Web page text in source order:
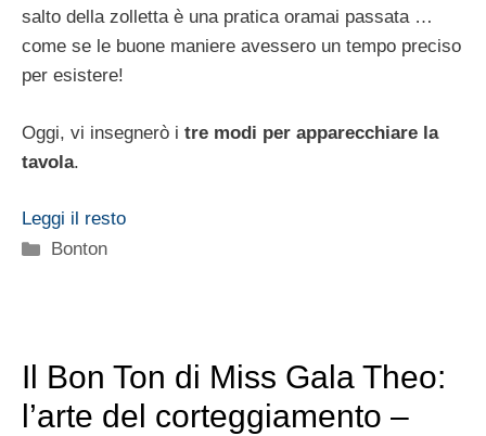
salto della zolletta è una pratica oramai passata …
come se le buone maniere avessero un tempo preciso
per esistere!
Oggi, vi insegnerò i tre modi per apparecchiare la
tavola.
Leggi il resto
Categorie
Bonton
Il Bon Ton di Miss Gala Theo:
l’arte del corteggiamento –